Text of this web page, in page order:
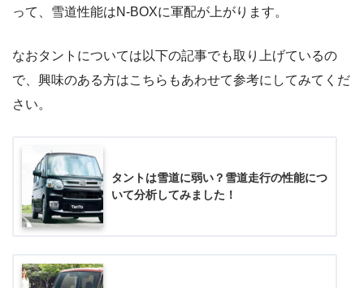
って、雪道性能はN-BOXに軍配が上がります。
なおタントについては以下の記事でも取り上げているの
で、興味のある方はこちらもあわせて参考にしてみてくだ
さい。
タントは雪道に弱い？雪道走行の性能につ
いて分析してみました！